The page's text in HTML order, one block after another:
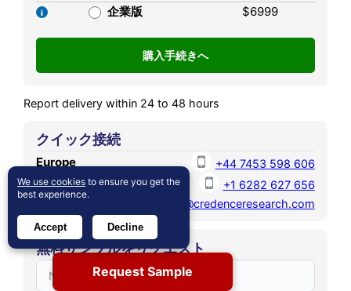
USD 1,749.49 MN in 2025. It
4,685.07 MN by 2032,
growing at a CAGR of
period.
企業版
$6999
Report delivery within 24 to 48 hours
クイック接続
Europe +44 7453 598 606
North America +1 6282 627 656
Email sales@credenceresearch.com
無料サンプルをリクエスト
Request Sample
We use cookies to ensure you get the
best experience.
Accept Decline